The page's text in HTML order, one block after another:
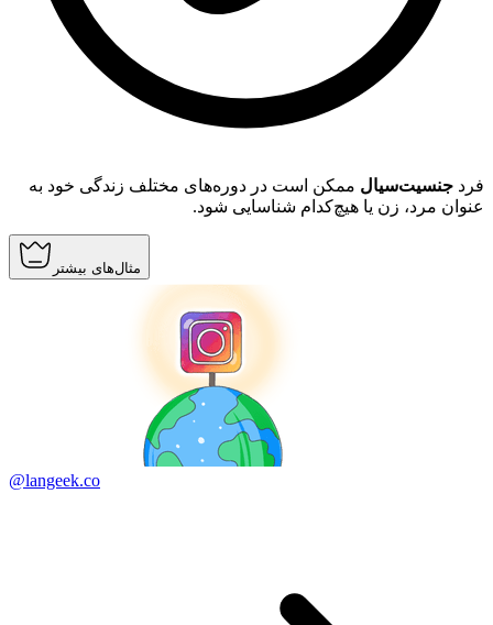
فرد جنسیت‌سیال ممکن است در دوره‌های مختلف زندگی خود به
عنوان مرد، زن یا هیچ‌کدام شناسایی شود.
مثال‌های بیشتر
@langeek.co